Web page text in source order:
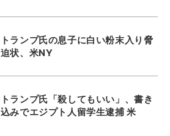
トランプ氏の息子に白い粉末入り脅
迫状、米NY
トランプ氏「殺してもいい」、書き
込みでエジプト人留学生逮捕 米